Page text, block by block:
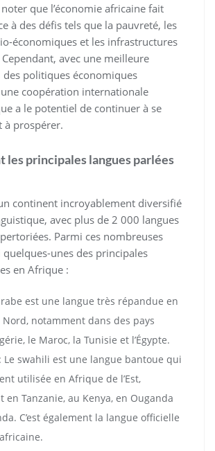
que l’économie africaine fait
à des défis tels que la pauvreté, les
économiques et les infrastructures
avec une meilleure
des politiques économiques
coopération internationale
a le potentiel de continuer à se
à prospérer.
les principales langues parlées
continent incroyablement diversifié
avec plus de 2 000 langues
Parmi ces nombreuses
quelques-unes des principales
en Afrique :
est une langue très répandue en
notamment dans des pays
le Maroc, la Tunisie et l’Égypte.
Le swahili est une langue bantoue qui
utilisée en Afrique de l’Est,
en Tanzanie, au Kenya, en Ouganda
C’est également la langue officielle